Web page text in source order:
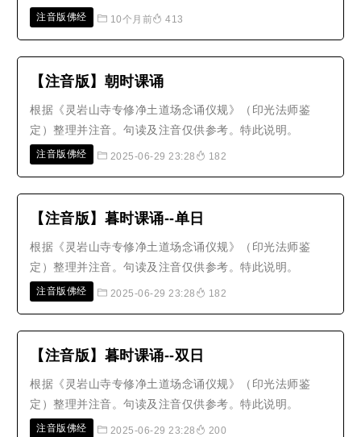
人。3、能度父母眷属。4、不堕于恶道。有人造作菩萨
法而不堕恶道。诵读《地藏经》注意事项..
注音版佛经 10个月前 413
【注音版】朝时课诵
根据《灵岩山寺专修净土道场念诵仪规》（印光法师鉴
定）整理并注音。句读及注音仅供参考。特此说明。
注音版佛经 2025-06-29 23:28 182
【注音版】暮时课诵--单日
根据《灵岩山寺专修净土道场念诵仪规》（印光法师鉴
定）整理并注音。句读及注音仅供参考。特此说明。
注音版佛经 2025-06-29 23:28 182
【注音版】暮时课诵--双日
根据《灵岩山寺专修净土道场念诵仪规》（印光法师鉴
定）整理并注音。句读及注音仅供参考。特此说明。
注音版佛经 2025-06-29 23:28 200